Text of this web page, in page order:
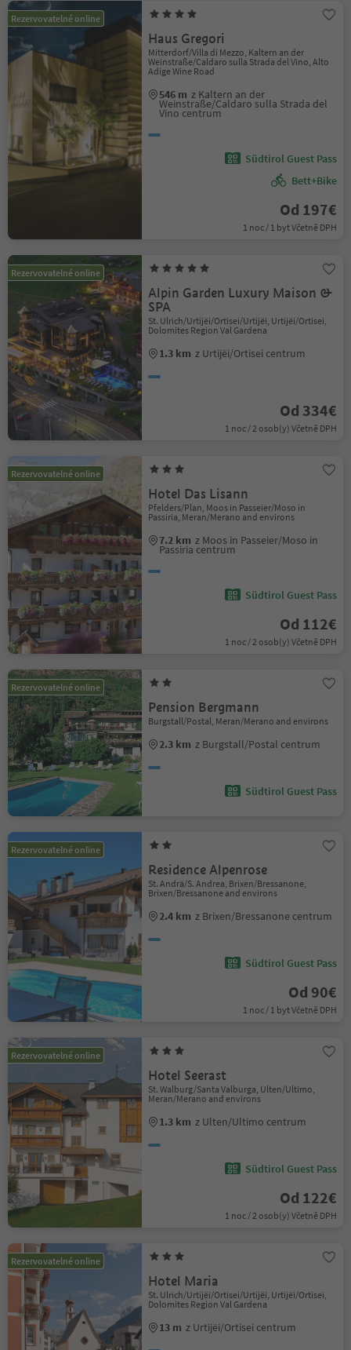
Rezervovatelné online
Haus Gregori
Mitterdorf/Villa di Mezzo, Kaltern an der
Weinstraße/Caldaro sulla Strada del Vino, Alto
Adige Wine Road
546 m z Kaltern an der
Weinstraße/Caldaro sulla Strada del
Vino centrum
Südtirol Guest Pass
Bett+Bike
Od 197€
1 noc / 1 byt Včetně DPH
Rezervovatelné online
Alpin Garden Luxury Maison &
SPA
St. Ulrich/Urtijëi/Ortisei/Urtijëi, Urtijëi/Ortisei,
Dolomites Region Val Gardena
1.3 km z Urtijëi/Ortisei centrum
Od 334€
1 noc / 2 osob(y) Včetně DPH
Rezervovatelné online
Hotel Das Lisann
Pfelders/Plan, Moos in Passeier/Moso in
Passiria, Meran/Merano and environs
7.2 km z Moos in Passeier/Moso in
Passiria centrum
Südtirol Guest Pass
Od 112€
1 noc / 2 osob(y) Včetně DPH
Rezervovatelné online
Pension Bergmann
Burgstall/Postal, Meran/Merano and environs
2.3 km z Burgstall/Postal centrum
Südtirol Guest Pass
Rezervovatelné online
Residence Alpenrose
St. Andrä/S. Andrea, Brixen/Bressanone,
Brixen/Bressanone and environs
2.4 km z Brixen/Bressanone centrum
Südtirol Guest Pass
Od 90€
1 noc / 1 byt Včetně DPH
Rezervovatelné online
Hotel Seerast
St. Walburg/Santa Valburga, Ulten/Ultimo,
Meran/Merano and environs
1.3 km z Ulten/Ultimo centrum
Südtirol Guest Pass
Od 122€
1 noc / 2 osob(y) Včetně DPH
Rezervovatelné online
Hotel Maria
St. Ulrich/Urtijëi/Ortisei/Urtijëi, Urtijëi/Ortisei,
Dolomites Region Val Gardena
13 m z Urtijëi/Ortisei centrum